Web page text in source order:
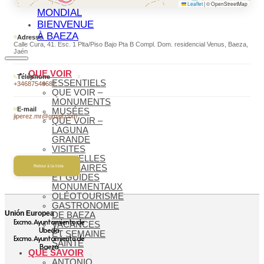
MONDIAL
BIENVENUE
À BAEZA
QUE VOIR
ESSENTIELS
QUE VOIR –
MONUMENTS
MUSÉES
QUE VOIR –
LAGUNA
GRANDE
VISITES
VIRTUELLES
ITINÉRAIRES
ET GUIDES
MONUMENTAUX
OLÉOTOURISME
GASTRONOMIE
DE BAEZA
VACANCES
ET SEMAINE
SAINTE
QUE SAVOIR
Leaflet|© OpenStreetMap
Adresse
Calle Cura, 41. Esc. 1 Plta/Piso Bajo Pta B Compl. Dom. residencial Venus, Baeza,
Jaén
Téléphone
+34687546682
E-mail
jiperez.mr@gmail.com
Retour à la liste
Unión Europea
Excmo. Ayuntamiento de
Ubeda
Excmo. Ayuntamiento de
Baeza